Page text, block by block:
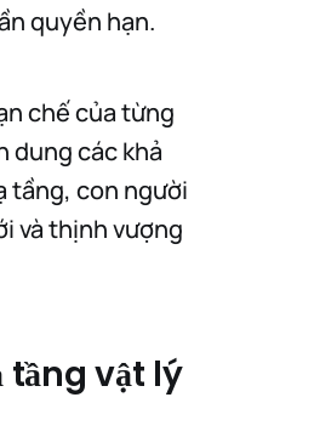
quyền hạn.
chế của từng
dung các khả
tầng, con người
và thịnh vượng
tầng vật lý